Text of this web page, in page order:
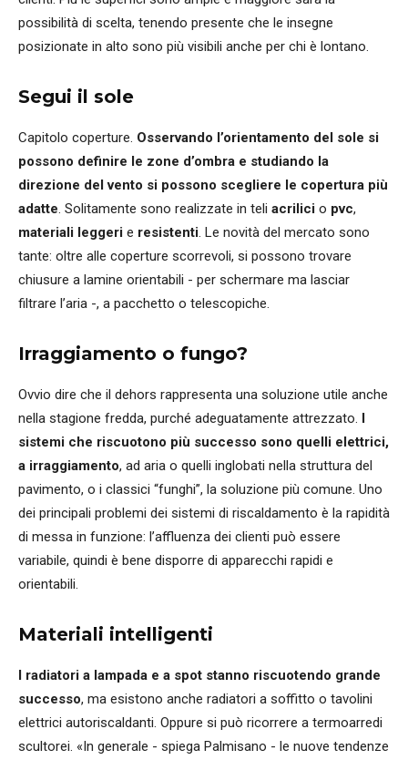
possibilità di scelta, tenendo presente che le insegne
posizionate in alto sono più visibili anche per chi è lontano.
Segui il sole
Capitolo coperture. Osservando l’orientamento del sole si
possono definire le zone d’ombra e studiando la
direzione del vento si possono scegliere le copertura più
adatte . Solitamente sono realizzate in teli acrilici o pvc,
materiali leggeri e resistenti . Le novità del mercato sono
tante: oltre alle coperture scorrevoli, si possono trovare
chiusure a lamine orientabili - per schermare ma lasciar
filtrare l’aria -, a pacchetto o telescopiche.
Irraggiamento o fungo?
Ovvio dire che il dehors rappresenta una soluzione utile anche
nella stagione fredda, purché adeguatamente attrezzato. I
sistemi che riscuotono più successo sono quelli elettrici,
a irraggiamento, ad aria o quelli inglobati nella struttura del
pavimento, o i classici “funghi”, la soluzione più comune. Uno
dei principali problemi dei sistemi di riscaldamento è la rapidità
di messa in funzione: l’affluenza dei clienti può essere
variabile, quindi è bene disporre di apparecchi rapidi e
orientabili.
Materiali intelligenti
I radiatori a lampada e a spot stanno riscuotendo grande
successo, ma esistono anche radiatori a soffitto o tavolini
elettrici autoriscaldanti. Oppure si può ricorrere a termoarredi
scultorei. «In generale - spiega Palmisano - le nuove tendenze